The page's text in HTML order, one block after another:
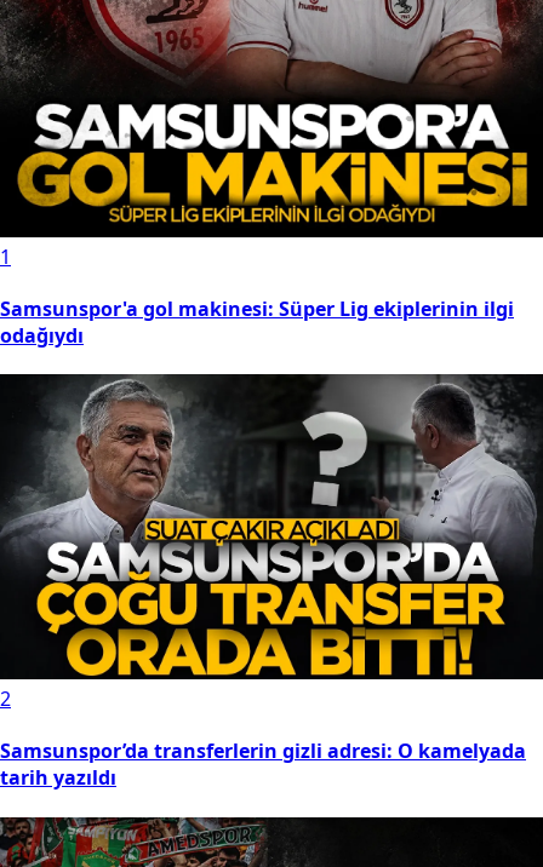
1
Samsunspor'a gol makinesi: Süper Lig ekiplerinin ilgi
odağıydı
2
Samsunspor’da transferlerin gizli adresi: O kamelyada
tarih yazıldı